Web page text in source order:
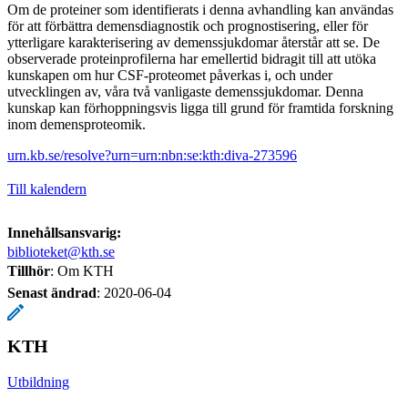
Om de proteiner som identifierats i denna avhandling kan användas
för att förbättra demensdiagnostik och prognostisering, eller för
ytterligare karakterisering av demenssjukdomar återstår att se. De
observerade proteinprofilerna har emellertid bidragit till att utöka
kunskapen om hur CSF-proteomet påverkas i, och under
utvecklingen av, våra två vanligaste demenssjukdomar. Denna
kunskap kan förhoppningsvis ligga till grund för framtida forskning
inom demensproteomik.
urn.kb.se/resolve?urn=urn:nbn:se:kth:diva-273596
Till kalendern
Innehållsansvarig:
biblioteket@kth.se
Tillhör: Om KTH
Senast ändrad: 2020-06-04
KTH
Utbildning